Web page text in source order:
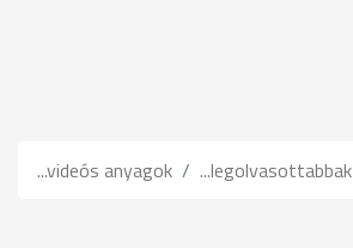
...videós anyagok ...legolvasottabbak